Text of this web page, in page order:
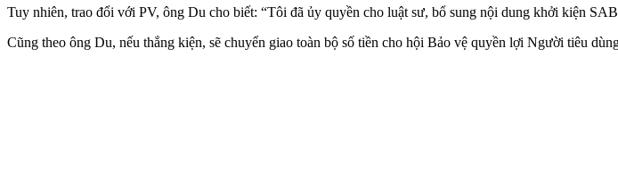
Tuy nhiên, trao đổi với PV, ông Du cho biết: “Tôi đã ủy quyền cho luật sư, bổ sung nội dung khởi kiện
Cũng theo ông Du, nếu thắng kiện, sẽ chuyển giao toàn bộ số tiền cho hội Bảo vệ quyền lợi Người tiêu